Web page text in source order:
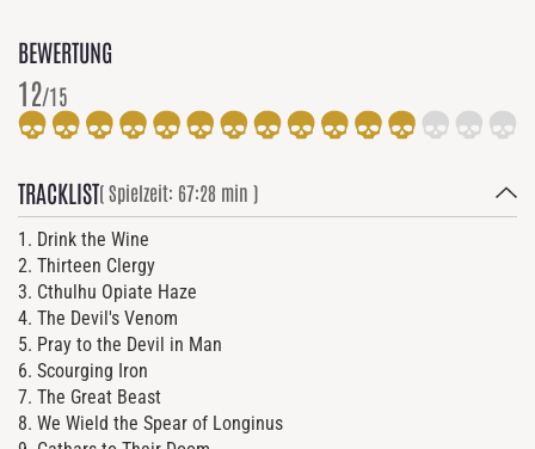
BEWERTUNG
12/15
TRACKLIST( Spielzeit: 67:28 min )
1. Drink the Wine
2. Thirteen Clergy
3. Cthulhu Opiate Haze
4. The Devil's Venom
5. Pray to the Devil in Man
6. Scourging Iron
7. The Great Beast
8. We Wield the Spear of Longinus